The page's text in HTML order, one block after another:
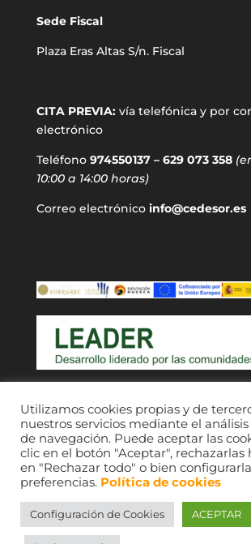
Sede Fiscal
Plaza Eras Altas S/n. Fiscal
CITA PREVIA:vía telefónica y por
electrónico
Teléfono 974550137 – 629 073 358
10:00 a 14:00 horas)
Correo electrónico info@cedesor.es
CEDESOR 2021. © Imágenes, sus
Utilizamos cookies propias y de
nuestros servicios mediante el
de navegación. Puede aceptar las
clic en el botón "Aceptar", rechazarlas
en "Rechazar todo" o bien
preferencias. Política de cookies
Configuración de Cookies ACEPTAR